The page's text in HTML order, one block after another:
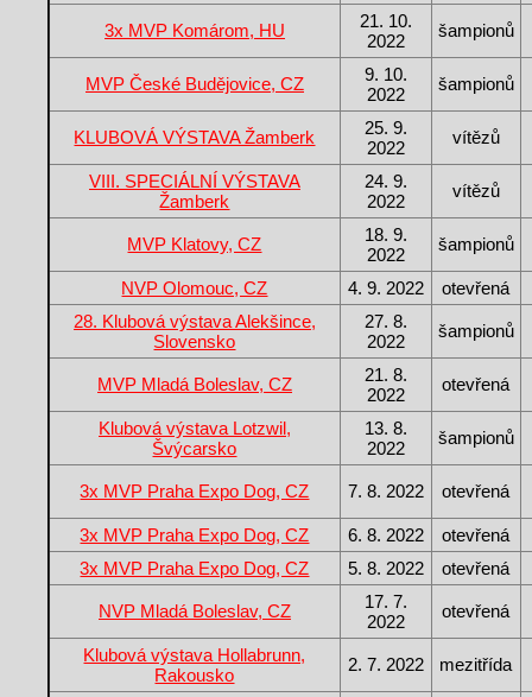
3x MVP Komárom, HU
21. 10.
2022
šampionů
MVP České Budějovice, CZ
9. 10.
2022
šampionů
KLUBOVÁ VÝSTAVA Žamberk
25. 9.
2022
vítězů
VIII. SPECIÁLNÍ VÝSTAVA
Žamberk
24. 9.
2022
vítězů
MVP Klatovy, CZ
18. 9.
2022
šampionů
NVP Olomouc, CZ 4. 9. 2022
otevřená
28. Klubová výstava Alekšince,
Slovensko
27. 8.
2022
šampionů
MVP Mladá Boleslav, CZ
21. 8.
2022
otevřená
Klubová výstava Lotzwil,
Švýcarsko
13. 8.
2022
šampionů
3x MVP Praha Expo Dog, CZ 7. 8. 2022 otevřená
3x MVP Praha Expo Dog, CZ 6. 8. 2022
otevřená
3x MVP Praha Expo Dog, CZ
5. 8. 2022 otevřená
NVP Mladá Boleslav, CZ
17. 7.
2022
otevřená
Klubová výstava Hollabrunn,
Rakousko
2. 7. 2022 mezitřída